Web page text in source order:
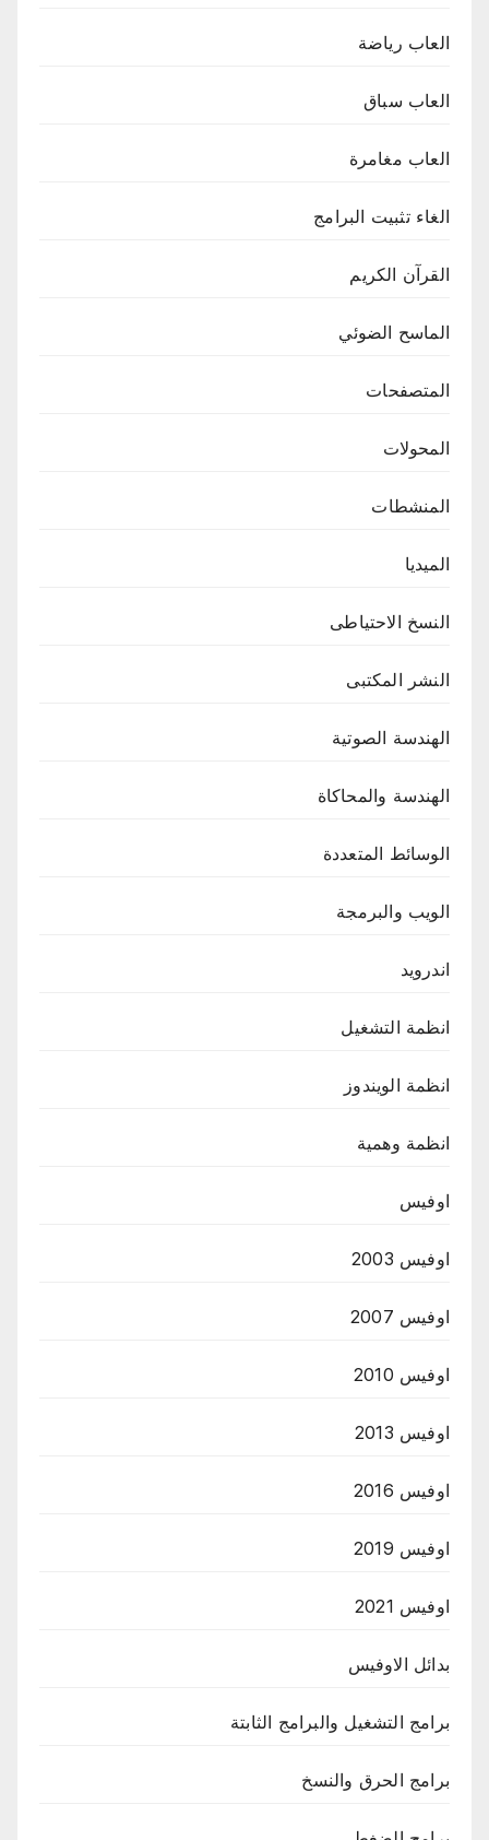
العاب رياضة
العاب سباق
العاب مغامرة
الغاء تثبيت البرامج
القرآن الكريم
الماسح الضوئي
المتصفحات
المحولات
المنشطات
الميديا
النسخ الاحتياطى
النشر المكتبى
الهندسة الصوتية
الهندسة والمحاكاة
الوسائط المتعددة
الويب والبرمجة
اندرويد
انظمة التشغيل
انظمة الويندوز
انظمة وهمية
اوفيس
اوفيس 2003
اوفيس 2007
اوفيس 2010
اوفيس 2013
اوفيس 2016
اوفيس 2019
اوفيس 2021
بدائل الاوفيس
برامج التشغيل والبرامج الثابتة
برامج الحرق والنسخ